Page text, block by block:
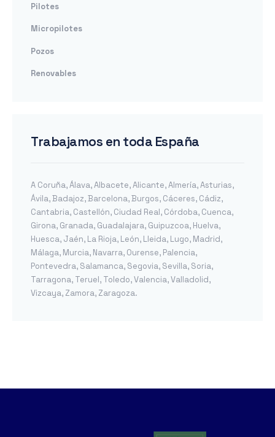
Pilotes
Micropilotes
Pozos
Renovables
Trabajamos en toda España
A Coruña,Álava,Albacete,Alicante,Almería,Asturias,
Ávila,Badajoz,Barcelona,Burgos, Cáceres, Cádiz,
Cantabria, Castellón, Ciudad Real, Córdoba, Cuenca,
Girona, Granada, Guadalajara, Guipuzcoa, Huelva,
Huesca, Jaén, La Rioja, León, Lleida, Lugo, Madrid,
Málaga, Murcia, Navarra, Ourense, Palencia,
Pontevedra, Salamanca, Segovia, Sevilla, Soria,
Tarragona, Teruel, Toledo,Valencia,Valladolid,
Vizcaya, Zamora, Zaragoza.